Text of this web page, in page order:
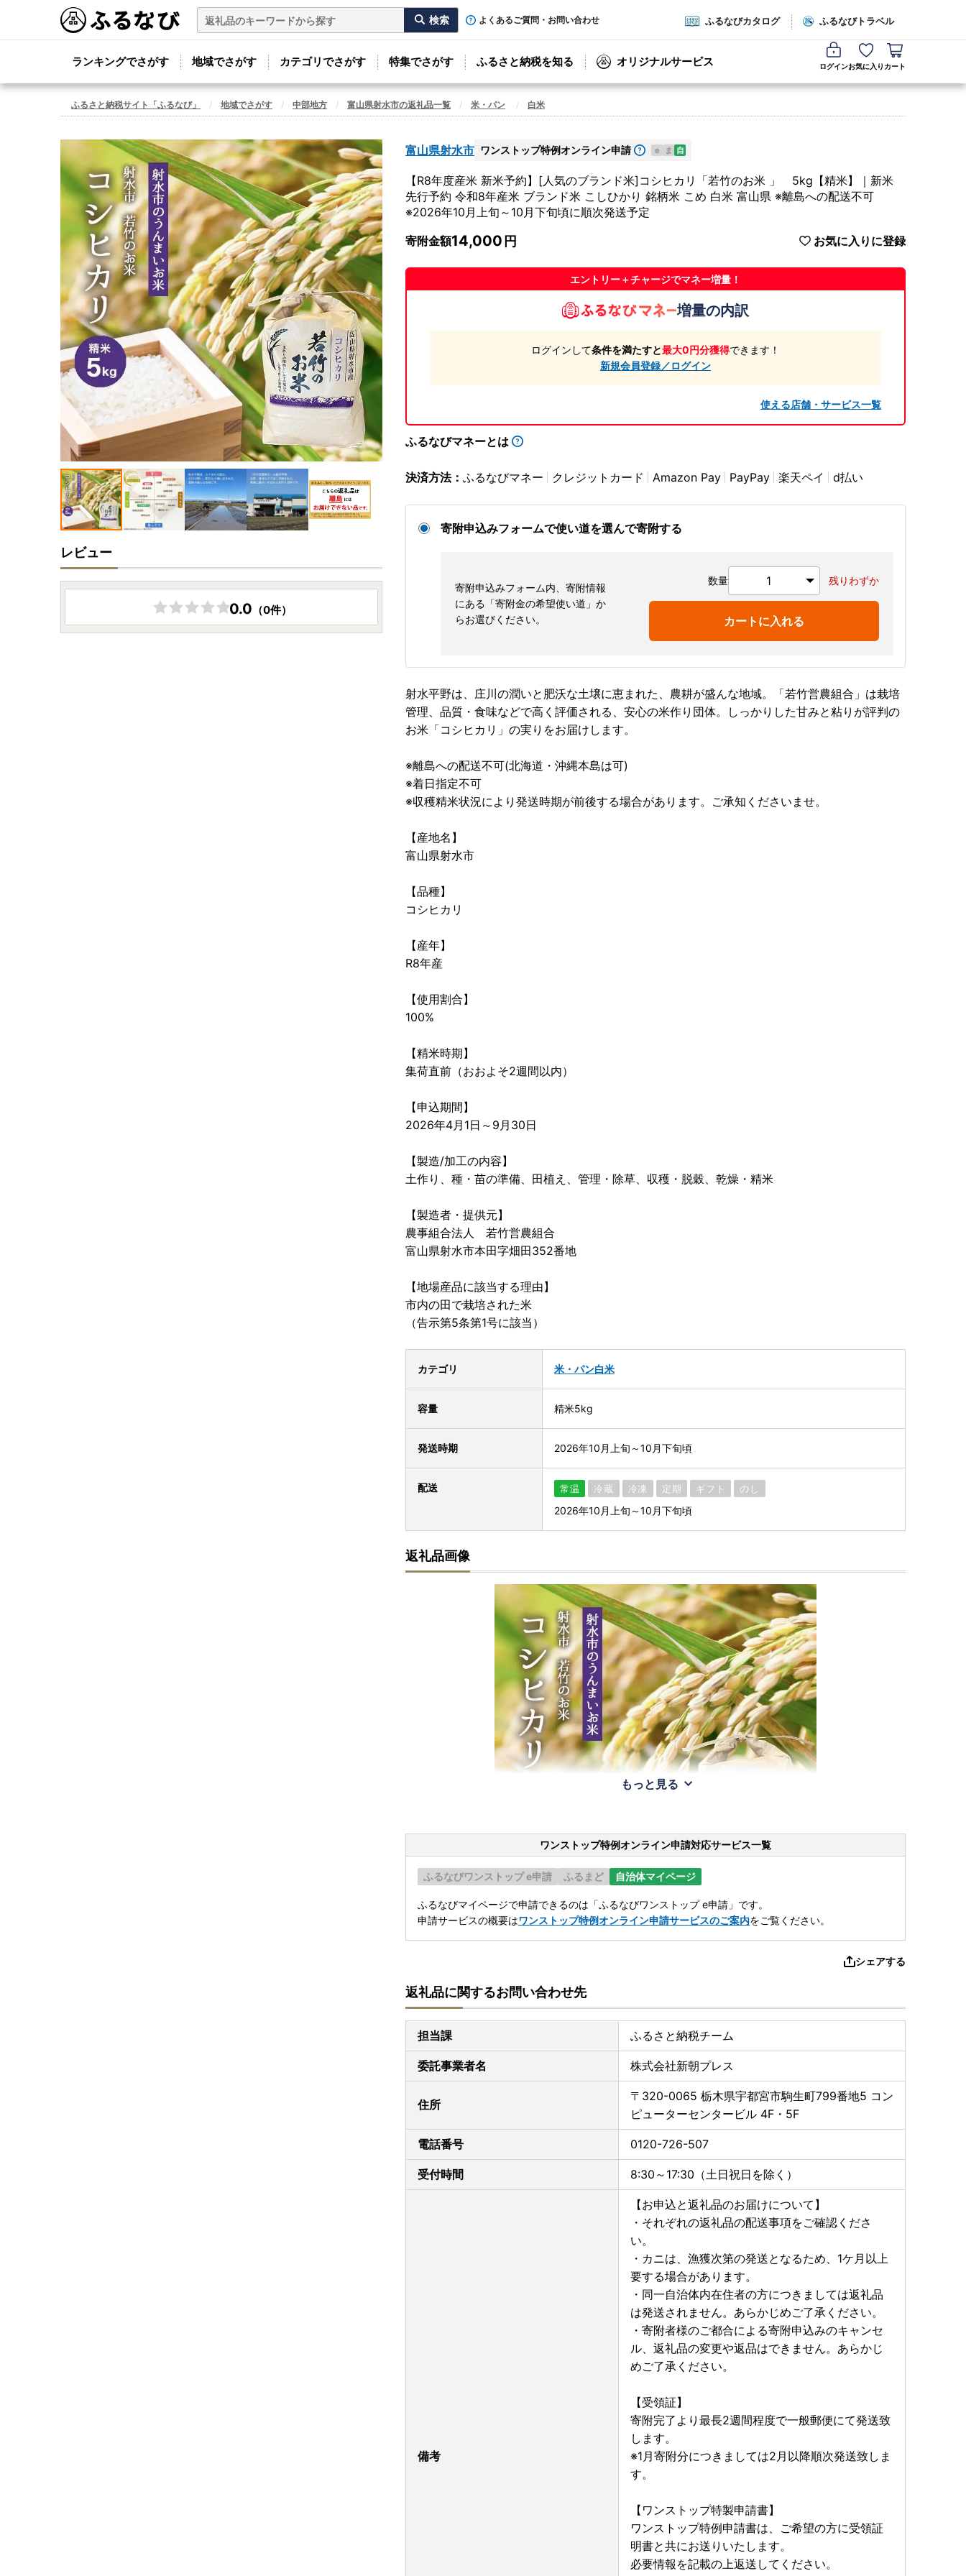
よくあるご質問・お問い合わせ ふるなびカタログ ふるなびトラベル
ランキングでさがす 地域でさがす カテゴリでさがす 特集でさがす ふるさと納税を知る オリジナルサービス ログインお気に入り カート
ふるさと納税サイト「ふるなび」 地域でさがす 中部地方 富山県射水市の返礼品一覧 米・パン 白米
富山県射水市 ワンストップ特例オンライン申請 e ま 自
【R8年度産米 新米予約】[人気のブランド米]コシヒカリ「若竹のお米 」 5kg【精米】｜新米
先行予約 令和8年産米 ブランド米 こしひかり 銘柄米 こめ 白米 富山県 ※離島への配送不可
※2026年10月上旬～10月下旬頃に順次発送予定
寄附金額14,000 お気に入りに登録
エントリー＋チャージでマネー増量！
増量の内訳
ログインして条件を満たすと最大0円分獲得できます！
新規会員登録／ログイン
使える店舗・サービス一覧
ふるなびマネーとは
決済方法： ふるなびマネー クレジットカード Amazon Pay PayPay 楽天ペイ d払い
寄附申込みフォームで使い道を選んで寄附する
寄附申込みフォーム内、寄附情報
にある「寄附金の希望使い道」か
らお選びください。
数量 残りわずか
カートに入れる
射水平野は、庄川の潤いと肥沃な土壌に恵まれた、農耕が盛んな地域。「若竹営農組合」は栽培
管理、品質・食味などで高く評価される、安心の米作り団体。しっかりした甘みと粘りが評判の
お米「コシヒカリ」の実りをお届けします。
※離島への配送不可(北海道・沖縄本島は可)
※着日指定不可
※収穫精米状況により発送時期が前後する場合があります。ご承知くださいませ。
【産地名】
富山県射水市
【品種】
コシヒカリ
【産年】
R8年産
【使用割合】
100%
【精米時期】
集荷直前（おおよそ2週間以内）
【申込期間】
2026年4月1日～9月30日
【製造/加工の内容】
土作り、種・苗の準備、田植え、管理・除草、収穫・脱穀、乾燥・精米
【製造者・提供元】
農事組合法人 若竹営農組合
富山県射水市本田字畑田352番地
【地場産品に該当する理由】
市内の田で栽培された米
（告示第5条第1号に該当）
カテゴリ 米・パン白米
容量 精米5kg
発送時期 2026年10月上旬～10月下旬頃
配送 常温 冷蔵 冷凍 定期 ギフト のし
2026年10月上旬～10月下旬頃
返礼品画像
もっと見る
ワンストップ特例オンライン申請対応サービス一覧
ふるなびワンストップ e申請 ふるまど 自治体マイページ
ふるなびマイページで申請できるのは「ふるなびワンストップ e申請」です。
申請サービスの概要はワンストップ特例オンライン申請サービスのご案内をご覧ください。
シェアする
返礼品に関するお問い合わせ先
担当課 ふるさと納税チーム
委託事業者名 株式会社新朝プレス
住所
〒320-0065 栃木県宇都宮市駒生町799番地5 コン
ピューターセンタービル 4F・5F
電話番号 0120-726-507
受付時間 8:30～17:30（土日祝日を除く）
備考
【お申込と返礼品のお届けについて】
・それぞれの返礼品の配送事項をご確認くださ
い。
・カニは、漁獲次第の発送となるため、1ケ月以上
要する場合があります。
・同一自治体内在住者の方につきましては返礼品
は発送されません。あらかじめご了承ください。
・寄附者様のご都合による寄附申込みのキャンセ
ル、返礼品の変更や返品はできません。あらかじ
めご了承ください。
【受領証】
寄附完了より最長2週間程度で一般郵便にて発送致
します。
※1月寄附分につきましては2月以降順次発送致しま
す。
【ワンストップ特製申請書】
ワンストップ特例申請書は、ご希望の方に受領証
明書と共にお送りいたします。
必要情報を記載の上返送してください。
レビュー
0.0 （0件）